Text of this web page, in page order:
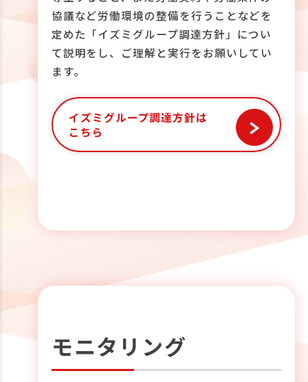
協議など労働環境の整備を行うことなどを
定めた「イズミグループ調達方針」につい
て説明をし、ご理解と実行をお願いしてい
ます。
イズミグループ調達方針は
こちら
モニタリング